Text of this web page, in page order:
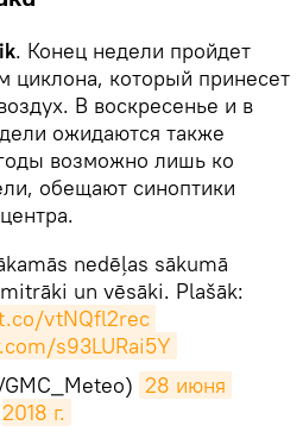
. Конец недели пройдет
циклона, который принесет
В воскресенье и в
ожидаются также
возможно лишь ко
обещают синоптики
nedēļas sākumā
un vēsāki. Plašāk:
vtNQfl2rec
s93LURai5Y
28 июня
2018 г.